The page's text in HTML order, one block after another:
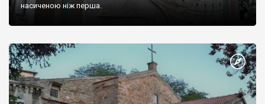
насиченою ніж перша.